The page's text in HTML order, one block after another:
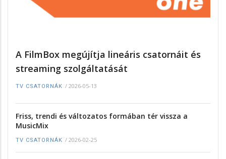
A FilmBox megújítja lineáris csatornáit és
streaming szolgáltatását
TV CSATORNÁK / 2026-05-13
Friss, trendi és változatos formában tér vissza a
MusicMix
TV CSATORNÁK / 2026-02-25